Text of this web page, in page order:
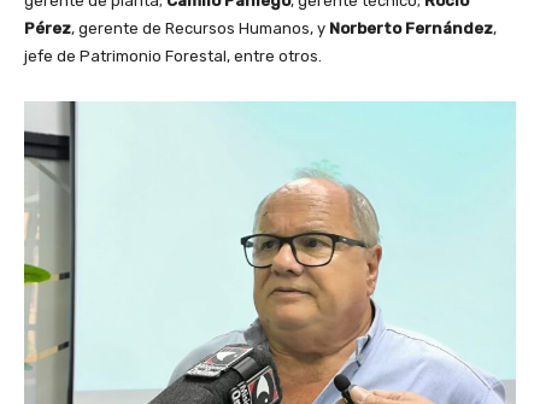
Pérez, gerente de Recursos Humanos, y Norberto Fernández,
jefe de Patrimonio Forestal, entre otros.